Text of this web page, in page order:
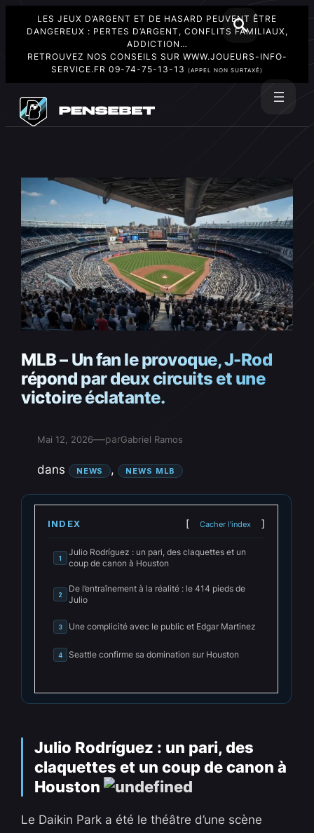
LES JEUX D’ARGENT ET DE HASARD PEUVENT ÊTRE
DANGEREUX : PERTES D’ARGENT, CONFLITS FAMILIAUX,
ADDICTION…
RETROUVEZ NOS CONSEILS SUR WWW.JOUEURS-INFO-
SERVICE.FR 09-74-75-13-13 (APPEL NON SURTAXÉ)
contenu
MLB – Un fan le provoque, J-Rod
répond par deux circuits et une
victoire éclatante.
Mai 12, 2026—parGabriel Ramos
dans NEWS , NEWS MLB
INDEX Cacher l'index
1
Julio Rodríguez : un pari, des claquettes et un
coup de canon à Houston
2
De l’entraînement à la réalité : le 414 pieds de
Julio
3 Une complicité avec le public et Edgar Martinez
4 Seattle confirme sa domination sur Houston
Julio Rodríguez : un pari, des
claquettes et un coup de canon à
Houston
Le Daikin Park a été le théâtre d’une scène